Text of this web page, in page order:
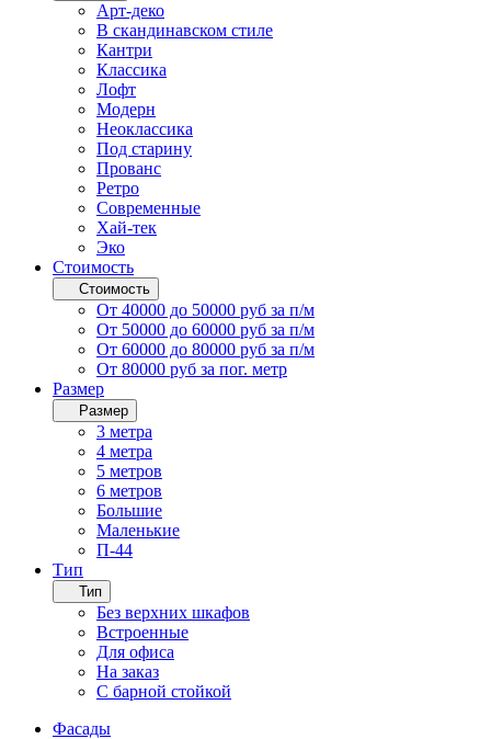
Арт-деко
В скандинавском стиле
Кантри
Классика
Лофт
Модерн
Неоклассика
Под старину
Прованс
Ретро
Современные
Хай-тек
Эко
Стоимость
Стоимость
От 40000 до 50000 руб за п/м
От 50000 до 60000 руб за п/м
От 60000 до 80000 руб за п/м
От 80000 руб за пог. метр
Размер
Размер
3 метра
4 метра
5 метров
6 метров
Большие
Маленькие
П-44
Тип
Тип
Без верхних шкафов
Встроенные
Для офиса
На заказ
С барной стойкой
Фасады